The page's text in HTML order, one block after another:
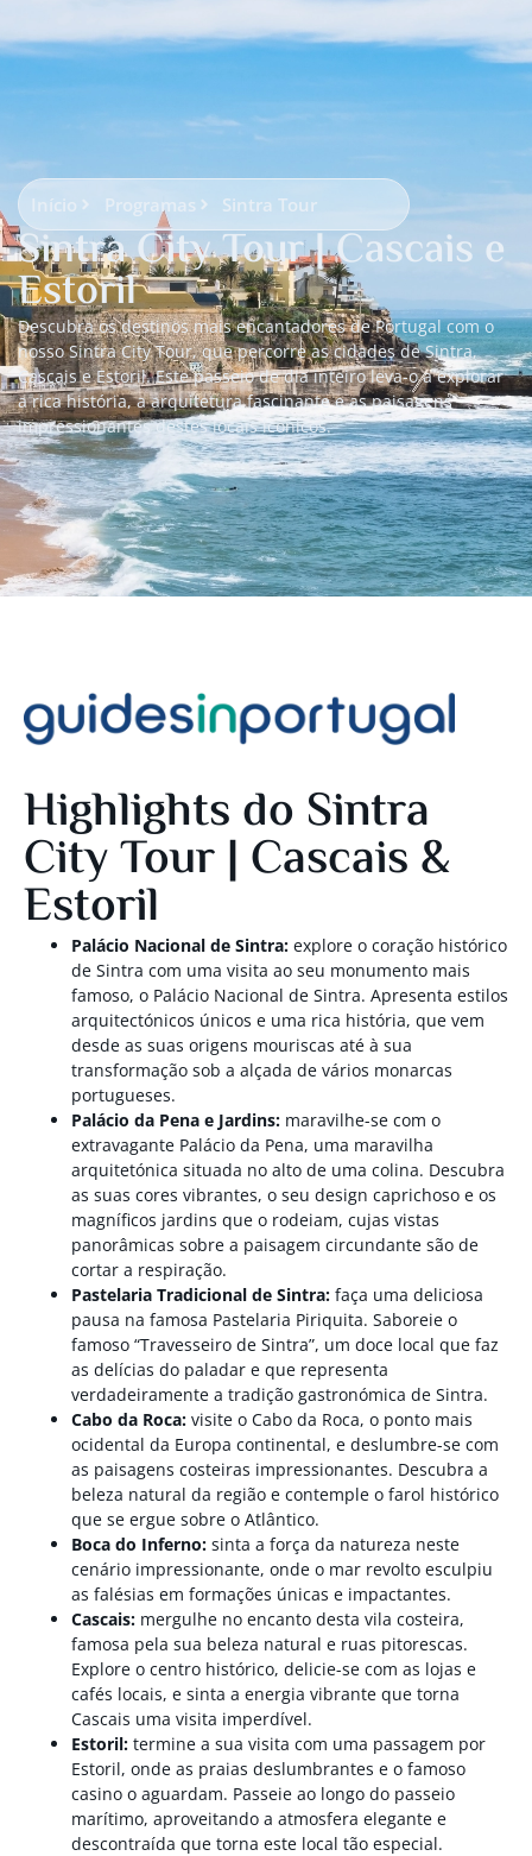
Início Programas Sintra Tour
Sintra City Tour | Cascais e
Estoril
Descubra os destinos mais encantadores de Portugal com o
nosso Sintra City Tour, que percorre as cidades de Sintra,
Cascais e Estoril. Este passeio de dia inteiro leva-o a explorar
a rica história, a arquitetura fascinante e as paisagens
impressionantes destes locais icónicos.
Highlights do Sintra
City Tour | Cascais &
Estoril
Palácio Nacional de Sintra: explore o coração histórico
de Sintra com uma visita ao seu monumento mais
famoso, o Palácio Nacional de Sintra. Apresenta estilos
arquitectónicos únicos e uma rica história, que vem
desde as suas origens mouriscas até à sua
transformação sob a alçada de vários monarcas
portugueses.
Palácio da Pena e Jardins: maravilhe-se com o
extravagante Palácio da Pena, uma maravilha
arquitetónica situada no alto de uma colina. Descubra
as suas cores vibrantes, o seu design caprichoso e os
magníficos jardins que o rodeiam, cujas vistas
panorâmicas sobre a paisagem circundante são de
cortar a respiração.
Pastelaria Tradicional de Sintra: faça uma deliciosa
pausa na famosa Pastelaria Piriquita. Saboreie o
famoso “Travesseiro de Sintra”, um doce local que faz
as delícias do paladar e que representa
verdadeiramente a tradição gastronómica de Sintra.
Cabo da Roca: visite o Cabo da Roca, o ponto mais
ocidental da Europa continental, e deslumbre-se com
as paisagens costeiras impressionantes. Descubra a
beleza natural da região e contemple o farol histórico
que se ergue sobre o Atlântico.
Boca do Inferno: sinta a força da natureza neste
cenário impressionante, onde o mar revolto esculpiu
as falésias em formações únicas e impactantes.
Cascais: mergulhe no encanto desta vila costeira,
famosa pela sua beleza natural e ruas pitorescas.
Explore o centro histórico, delicie-se com as lojas e
cafés locais, e sinta a energia vibrante que torna
Cascais uma visita imperdível.
Estoril: termine a sua visita com uma passagem por
Estoril, onde as praias deslumbrantes e o famoso
casino o aguardam. Passeie ao longo do passeio
marítimo, aproveitando a atmosfera elegante e
descontraída que torna este local tão especial.